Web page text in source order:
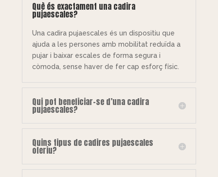
Què és exactament una cadira
pujaescales?
Una cadira pujaescales és un dispositiu que
ajuda a les persones amb mobilitat reduïda a
pujar i baixar escales de forma segura i
còmoda, sense haver de fer cap esforç físic.
Qui pot beneficiar-se d’una cadira
pujaescales?
Quins tipus de cadires pujaescales
oferiu?